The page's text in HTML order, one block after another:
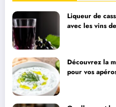
Liqueur de
avec les vins
Découvrez la
pour vos